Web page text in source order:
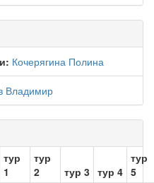
Кочерягина Полина
Владимир
тур
1
тур
2
тур 3 тур 4
тур
5